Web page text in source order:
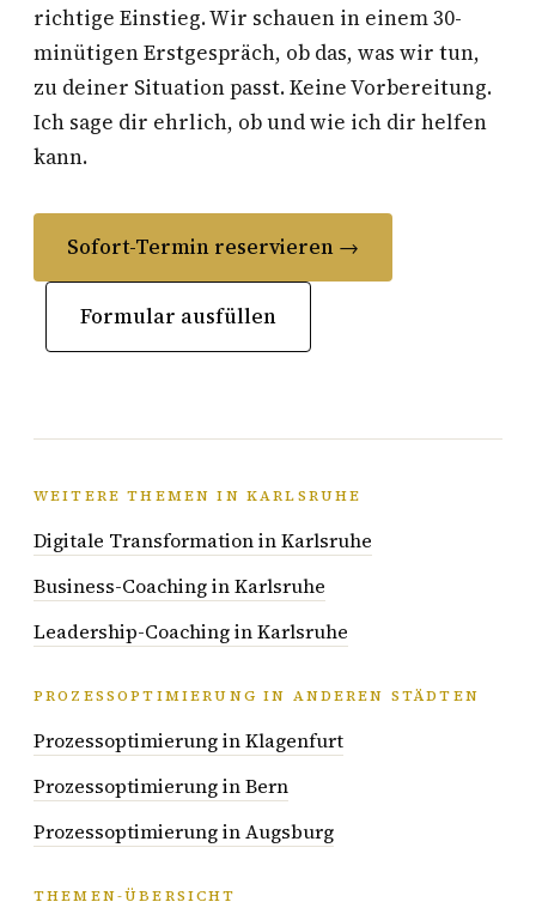
richtige Einstieg. Wir schauen in einem 30-
minütigen Erstgespräch, ob das, was wir tun,
zu deiner Situation passt. Keine Vorbereitung.
Ich sage dir ehrlich, ob und wie ich dir helfen
kann.
Sofort-Termin reservieren →
Formular ausfüllen
WEITERE THEMEN IN KARLSRUHE
Digitale Transformation in Karlsruhe
Business-Coaching in Karlsruhe
Leadership-Coaching in Karlsruhe
PROZESSOPTIMIERUNG IN ANDEREN STÄDTEN
Prozessoptimierung in Klagenfurt
Prozessoptimierung in Bern
Prozessoptimierung in Augsburg
THEMEN-ÜBERSICHT